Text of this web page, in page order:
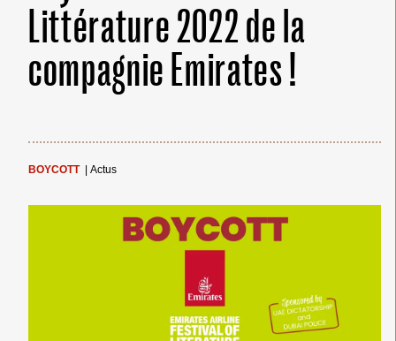
Littérature 2022 de la
compagnie Emirates !
BOYCOTT Actus